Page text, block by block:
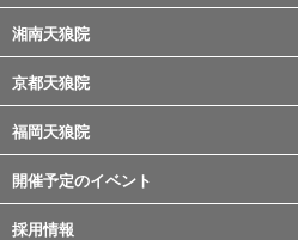
湘南天狼院
京都天狼院
福岡天狼院
開催予定のイベント
採用情報